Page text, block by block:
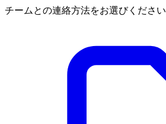
チームとの連絡方法をお選びください